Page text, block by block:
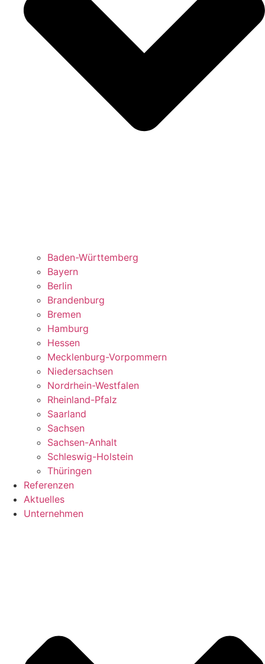
Baden-Württemberg
Bayern
Berlin
Brandenburg
Bremen
Hamburg
Hessen
Mecklenburg-Vorpommern
Niedersachsen
Nordrhein-Westfalen
Rheinland-Pfalz
Saarland
Sachsen
Sachsen-Anhalt
Schleswig-Holstein
Thüringen
Referenzen
Aktuelles
Unternehmen